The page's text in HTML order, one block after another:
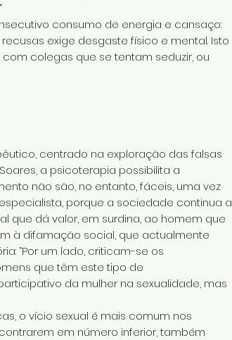
consumo de energia e cansaço:
exige desgaste físico e mental. Isto
colegas que se tentam seduzir, ou
centrado na exploração das falsas
a psicoterapia possibilita a
não são, no entanto, fáceis, uma vez
porque a sociedade continua a
que dá valor, em surdina, ao homem que
à difamação social, que actualmente
“Por um lado, criticam-se os
que têm este tipo de
da mulher na sexualidade, mas
o vício sexual é mais comum nos
em número inferior, também